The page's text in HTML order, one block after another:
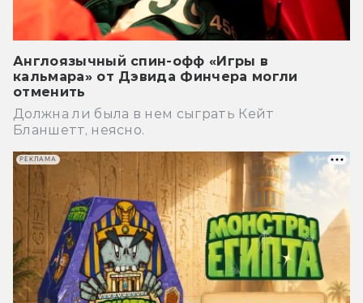
Англоязычный спин-офф «Игры в
кальмара» от Дэвида Финчера могли
отменить
Должна ли была в нем сыграть Кейт
Бланшетт, неясно.
РЕКЛАМА